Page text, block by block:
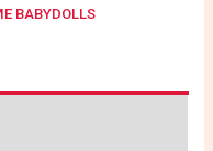
BABYDOLLS